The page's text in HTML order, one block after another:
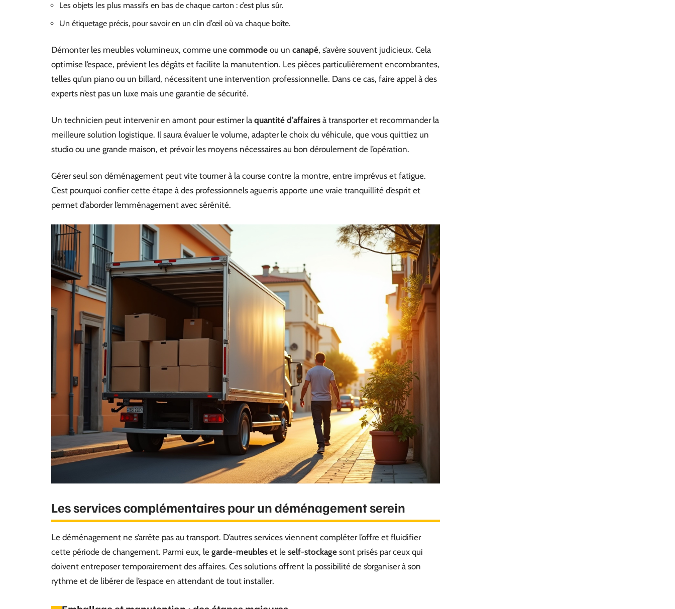
Les objets les plus massifs en bas de chaque carton : c’est plus sûr.
Un étiquetage précis, pour savoir en un clin d’œil où va chaque boîte.
Démonter les meubles volumineux, comme une commode ou un canapé, s’avère souvent judicieux. Cela
optimise l’espace, prévient les dégâts et facilite la manutention. Les pièces particulièrement encombrantes,
telles qu’un piano ou un billard, nécessitent une intervention professionnelle. Dans ce cas, faire appel à des
experts n’est pas un luxe mais une garantie de sécurité.
Un technicien peut intervenir en amont pour estimer la quantité d’affaires à transporter et recommander la
meilleure solution logistique. Il saura évaluer le volume, adapter le choix du véhicule, que vous quittiez un
studio ou une grande maison, et prévoir les moyens nécessaires au bon déroulement de l’opération.
Gérer seul son déménagement peut vite tourner à la course contre la montre, entre imprévus et fatigue.
C’est pourquoi confier cette étape à des professionnels aguerris apporte une vraie tranquillité d’esprit et
permet d’aborder l’emménagement avec sérénité.
Les services complémentaires pour un déménagement serein
Le déménagement ne s’arrête pas au transport. D’autres services viennent compléter l’offre et fluidifier
cette période de changement. Parmi eux, le garde-meubles et le self-stockage sont prisés par ceux qui
doivent entreposer temporairement des affaires. Ces solutions offrent la possibilité de s’organiser à son
rythme et de libérer de l’espace en attendant de tout installer.